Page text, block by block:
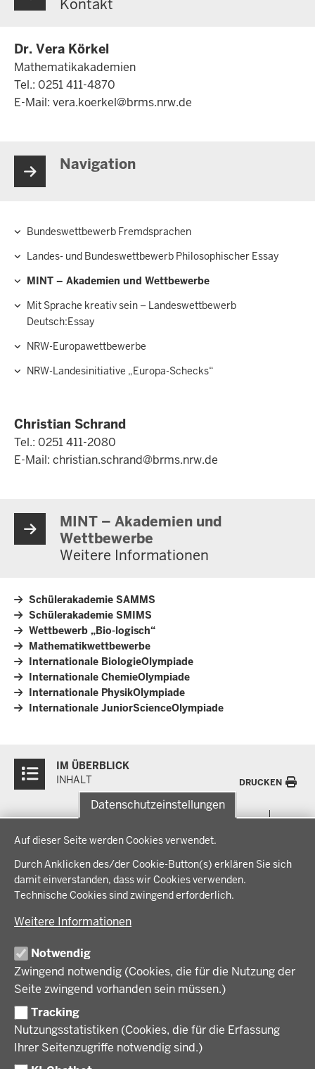
Datenschutzeinstellungen
Auf dieser Seite werden Cookies verwendet.
Durch Anklicken des/der Cookie-Button(s) erklären Sie sich
damit einverstanden, dass wir Cookies verwenden.
Technische Cookies sind zwingend erforderlich.
Weitere Informationen
Notwendig
Zwingend notwendig (Cookies, die für die Nutzung der
Seite zwingend vorhanden sein müssen.)
Tracking
Nutzungsstatistiken (Cookies, die für die Erfassung
Ihrer Seitenzugriffe notwendig sind.)
Kontakt
Dr. Vera Körkel
Mathematikakademien
Tel.: 0251 411-4870
E-Mail: vera.koerkel@brms.nrw.de
Navigation
Bundeswettbewerb Fremdsprachen
Landes- und Bundeswettbewerb Philosophischer Essay
MINT – Akademien und Wettbewerbe
Mit Sprache kreativ sein – Landeswettbewerb
Deutsch:Essay
NRW-Europawettbewerbe
NRW-Landesinitiative „Europa-Schecks“
Christian Schrand
Tel.: 0251 411-2080
E-Mail: christian.schrand@brms.nrw.de
MINT – Akademien und
Wettbewerbe
Weitere Informationen
Schülerakademie SAMMS
Schülerakademie SMIMS
Wettbewerb „Bio-logisch“
Mathematikwettbewerbe
Internationale BiologieOlympiade
Internationale ChemieOlympiade
Internationale PhysikOlympiade
Internationale JuniorScienceOlympiade
Inhalte
IM ÜBERBLICK
INHALT
DRUCKEN
der
Fußzeile
THEMEN
Bauen, Planen und Verkehr
Bildung, Schule und Sport
Regionalplanung und Regionalrat
Wirtschaft, Kultur und Kommunales
IM FOKUS
Energiewende AG
Zusammenarbeit mit den Niederlanden
BEZIRKSREGIERUNG
Regierungsbezirk Münster
Geschichte und Gegenwart
Behördenleitung
Förderlotsinnen und Förderlotsen
KARRIERE UND AUSBILDUNG
Stellenangebote
Ausbildung
Volljurist:in
Praktikum
VERFAHREN UND BEKANNTMACHUNGEN
Amtsblatt
PRESSE